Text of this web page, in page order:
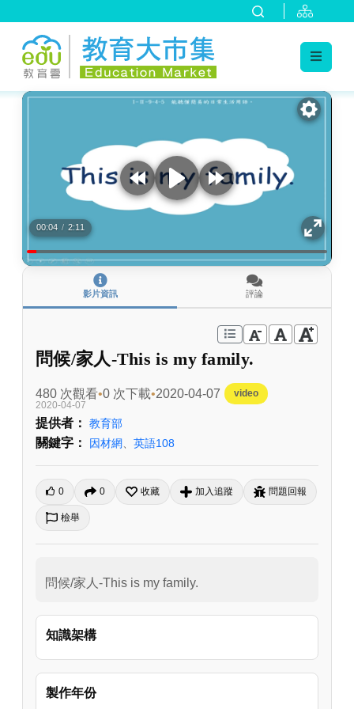
:::
00:04 / 2:11
影片資訊 評論
問候/家人-This is my family.
480 次觀看 0 次下載 2020-04-07
video
2020-04-07
提供者： 教育部
關鍵字： 因材網 英語108
0 0 收藏 加入追蹤 問題回報
檢舉
問候/家人-This is my family.
知識架構
製作年份